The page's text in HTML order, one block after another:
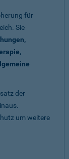
für
Sie
der
um weitere